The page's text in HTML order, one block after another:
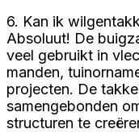
6. Kan ik
Absoluut! De
veel gebruikt in
manden,
projecten. De
samengebonden
structuren te